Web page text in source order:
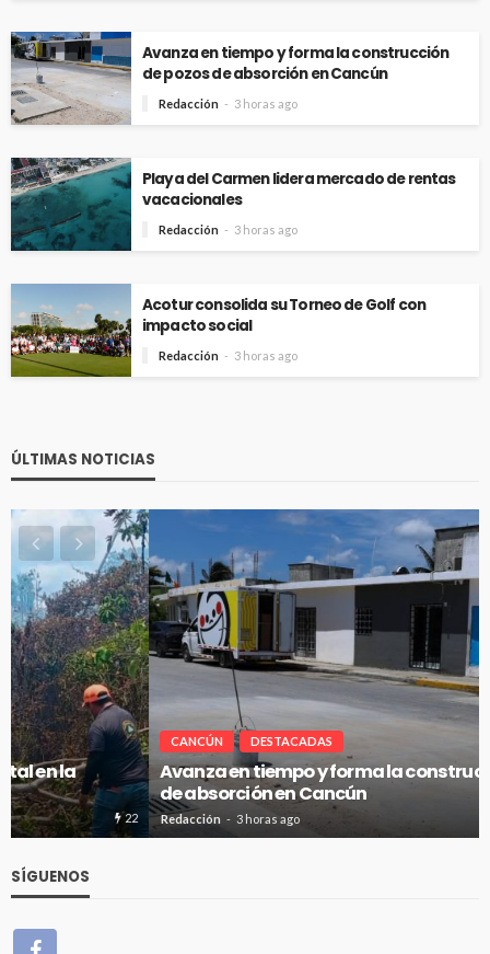
Avanza en tiempo y forma la construcción
de pozos de absorción en Cancún
Redacción 3 horas ago
Playa del Carmen lidera mercado de rentas
vacacionales
Redacción 3 horas ago
Acotur consolida su Torneo de Golf con
impacto social
Redacción 3 horas ago
ÚLTIMAS NOTICIAS
CANCÚN DESTACADAS
Avanza en tiempo y forma la construcción de pozos
de absorción en Cancún
Redacción 3 horas ago
SÍGUENOS